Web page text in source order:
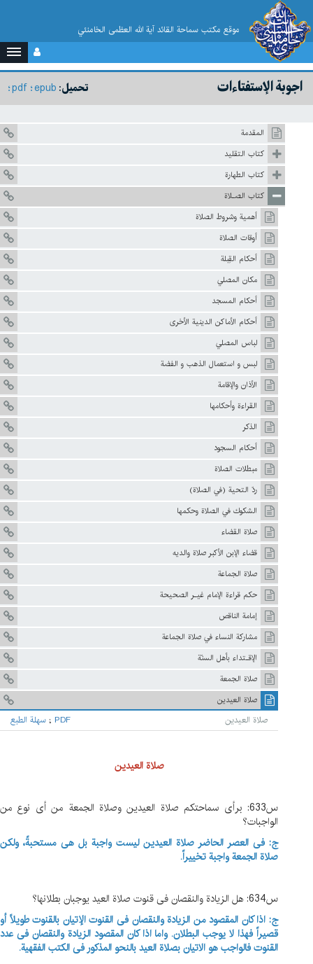
موقع مکتب سماحة القائد آية الله العظمى الخامنئي
تحميل: epub
pdf اجوبة الإستفتاءات
المقدمة
كتاب التقليد
كتاب الطهارة
كتاب الصـلاة
أهمية وشروط الصلاة
أوقات الصلاة
أحكام القِبلة
مكان المصلي
أحكام المسجد
أحكام الأماكن الدينية الأخرى
لباس المصلي
لبس و استعمال الذهب و الفضة
الأذان والإقامة
القراءة وأحكامها
الذكر
أحكام السجود
مبطلات الصلاة
ردّ التحية (في الصلاة)
الشكوك في الصلاة وحكمها
صلاة القضاء
قضاء الإبن الأكبر صلاة والديه
صلاة الجماعة
حكم قراءة الإمام غيـر الصحيحة
إمامة الناقص
مشاركة النساء في صلاة الجماعة
الإقـتداء بأهل السنّة
صلاة الجمعة
صلاة العيدين
صلاة العيدين سهلة الطبع ; PDF
صلاة العیدین
س633: برأی سماحتکم صلاة العیدین وصلاة الجمعة من أی نوع من
الواجبات؟
ج: فی العصر الحاضر صلاة العیدین لیست واجبة بل هی مستحبةً، ولکن
صلاة الجمعة واجبة تخییراً.
س634: هل الزیادة والنقصان فی قنوت صلاة العید یوجبان بطلانها؟
ج: اذا کان المقصود من الزیادة والنقصان فی القنوت الإتیان بالقنوت طویلاً أو
قصیراً فهذا لا یوجب البطلان. واما اذا کان المقصود الزیادة والنقصان فی عدد
القنوت فالواجب هو الاتیان بصلاة العید بالنحو المذکور فی الکتب الفقهیة.